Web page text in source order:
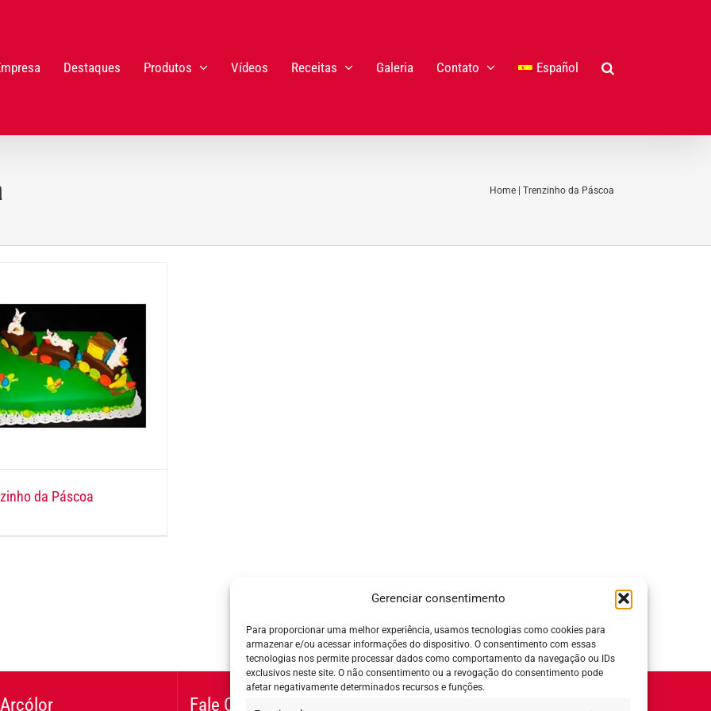
Gerenciar consentimento
Para proporcionar uma melhor experiência, usamos tecnologias como cookies para
armazenar e/ou acessar informações do dispositivo. O consentimento com essas
tecnologias nos permite processar dados como comportamento da navegação ou IDs
exclusivos neste site. O não consentimento ou a revogação do consentimento pode
afetar negativamente determinados recursos e funções.
Destaques Produtos Vídeos Receitas Galeria Contato Español
Home Trenzinho da Páscoa
da Páscoa
Fale Conosco